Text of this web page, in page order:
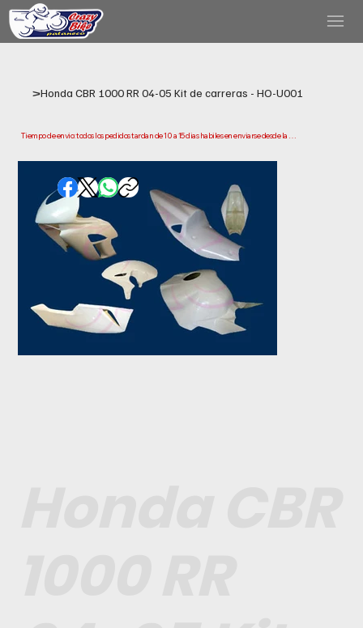
>Honda CBR 1000 RR 04-05 Kit de carreras - HO-U001
Tiempo de envio: todos los pedidos tardan de 10 a 15 dias habiles en enviarse desde la